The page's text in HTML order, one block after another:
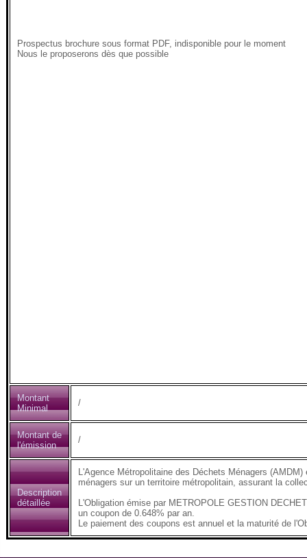
Prospectus brochure sous format PDF, indisponible pour le moment
Nous le proposerons dès que possible
Montant
Minimal
/
Montant de
l'émission
/
Description
détaillée
L'Agence Métropolitaine des Déchets Ménagers
ménagers sur un territoire métropolitain, assurant la
L'Obligation émise par METROPOLE GESTION
un coupon de 0.648% par an.
Le paiement des coupons est annuel et la maturité de